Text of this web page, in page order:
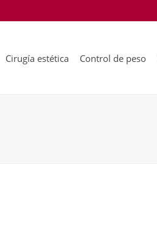
Cirugía estética Control de peso